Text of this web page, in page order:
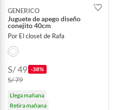
GENERICO
Juguete de apego diseño
conejito 40cm
Por El closet de Rafa
S/ 49 -38%
S/ 79
Llega mañana
Retira mañana